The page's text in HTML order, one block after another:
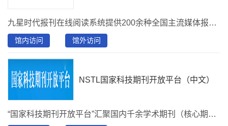
九星时代报刊在线阅读系统提供200余种全国主流媒体报刊检索阅读服务，读者通过浏览器即可访问。页面主要功能包括：热门报纸、全部报纸、分类浏览、字顺浏览、地区浏览。页面采用标签式设计，可方便切换各功能版面。各大报纸展示内容包括：报纸名称、报纸封面、当前报纸更新时间。读者点击报纸封面或者名称即可进入报纸详情阅读页面，各报纸详情采用原版原貌的仿真阅读模式，系统支持关键词检索、高级检索、剪报、版面导览、所有报纸均支持往期回顾功能。
馆内访问 馆外访问
NSTL国家科技期刊开放平台（中文）
“国家科技期刊开放平台”汇聚国内千余学术期刊（核心期刊占比超70%），收录论文超500万篇，提供即时的一站式获取服务；此平台收录了“中国科学引文索引”数据库（csci.istic.ac.cn），该数据库汇集 2000 年以来 6000种中文学术期刊的论文引文全量数据，能即时展示期刊收录和引用情况，动态查询期刊的历年影响因子、引用频次、H 指数和高被引指标等。可检索浏览《中国高被引分析报告》、《中国期刊引证报告（扩刊版）》全书。